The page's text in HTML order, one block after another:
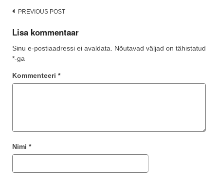
Post
navigation
PREVIOUS POST
Lisa kommentaar
Sinu e-postiaadressi ei avaldata. Nõutavad väljad on tähistatud
*-ga
Kommenteeri *
Nimi *